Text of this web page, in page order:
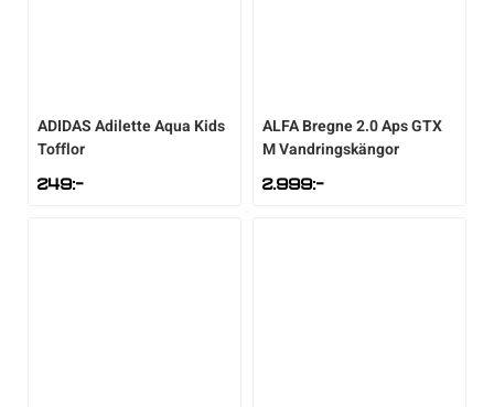
ADIDASAdilette Aqua Kids
Tofflor
249:-
ALFABregne 2.0 Aps GTX
M Vandringskängor
2.999:-